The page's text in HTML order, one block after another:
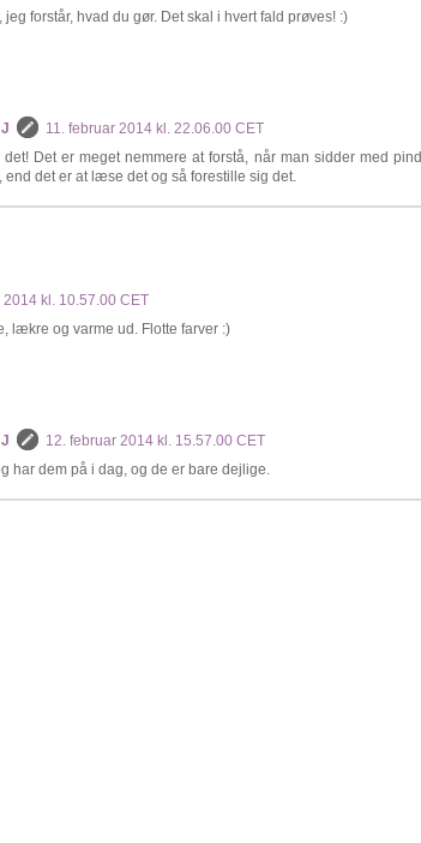
jeg forstår, hvad du gør. Det skal i hvert fald prøves! :)
11. februar 2014 kl. 22.06.00 CET
det! Det er meget nemmere at forstå, når man sidder med
end det er at læse det og så forestille sig det.
2014 kl. 10.57.00 CET
lækre og varme ud. Flotte farver :)
12. februar 2014 kl. 15.57.00 CET
har dem på i dag, og de er bare dejlige.